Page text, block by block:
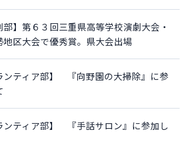
部】第６３回三重県高等学校演劇大会・
地区大会で優秀賞。県大会出場
ンティア部】 『向野園の大掃除』に参
ンティア部】 『手話サロン』に参加し